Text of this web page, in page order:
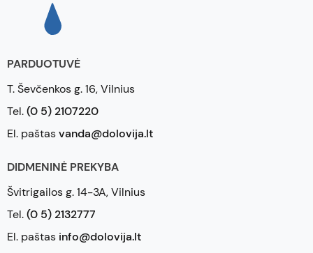
PARDUOTUVĖ
T. Ševčenkos g. 16, Vilnius
Tel.(0 5) 2107220
El. paštasvanda@dolovija.lt
DIDMENINĖ PREKYBA
Švitrigailos g. 14-3A, Vilnius
Tel.(0 5) 2132777
El. paštas info@dolovija.lt